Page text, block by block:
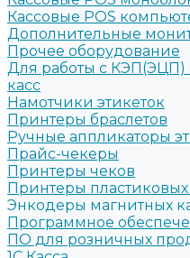
Кассовые POS
Дополнительные
Прочее оборудование
Для работы с
касс
Намотчики этикеток
Принтеры браслетов
Ручные аппликаторы
Прайс-чекеры
Принтеры чеков
Принтеры пластиковых
Энкодеры магнитных
Программное
ПО для розничных